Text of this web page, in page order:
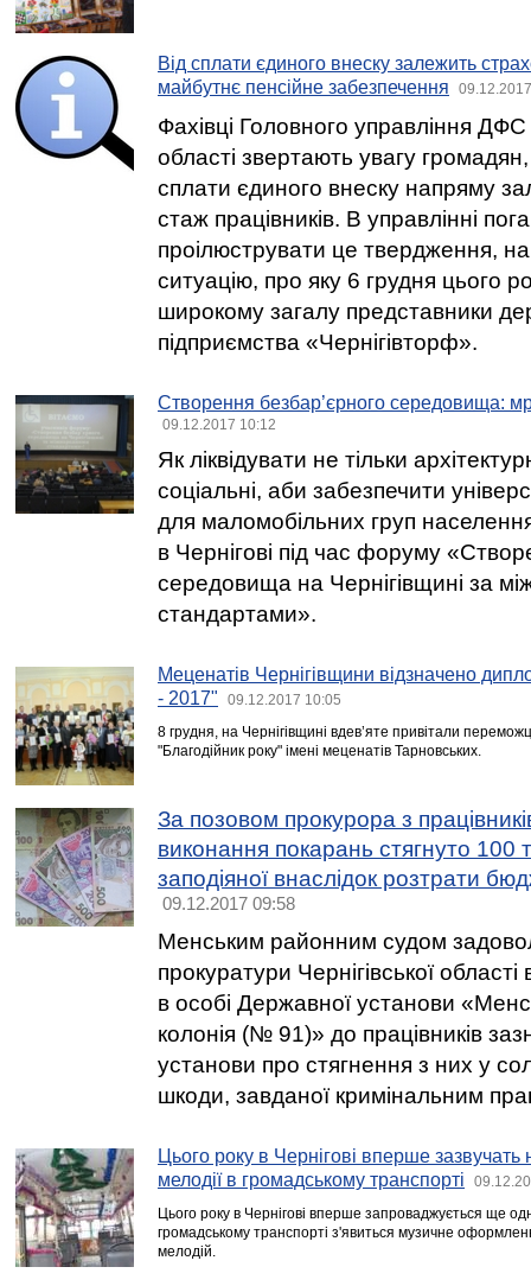
Від сплати єдиного внеску залежить
майбутнє пенсійне забезпечення
Фахівці Головного управління ДФС
області звертають увагу
сплати єдиного внеску напряму
стаж працівників. В управлінні
проілюструвати це твердження,
ситуацію, про яку 6 грудня цього
широкому загалу представники
підприємства «Чернігівторф».
Створення безбар’єрного середовища:
09.12.2017 10:12
Як ліквідувати не тільки
соціальні, аби забезпечити
для маломобільних груп
в Чернігові під час форуму
середовища на Чернігівщині за
стандартами».
Меценатів Чернігівщини відзначено
- 2017"
09.12.2017 10:05
8 грудня, на Чернігівщині вдев’яте привітали
"Благодійник року" імені меценатів Тарновських.
За позовом прокурора з
виконання покарань стягнуто 100
заподіяної внаслідок розтрати
09.12.2017 09:58
Менським районним судом
прокуратури Чернігівської
в особі Державної установи
колонія (№ 91)» до працівників
установи про стягнення з них у
шкоди, завданої кримінальним
Цього року в Чернігові вперше зазвучать
мелодії в громадському транспорті
Цього року в Чернігові вперше запроваджується ще
громадському транспорті з'явиться музичне
мелодій.